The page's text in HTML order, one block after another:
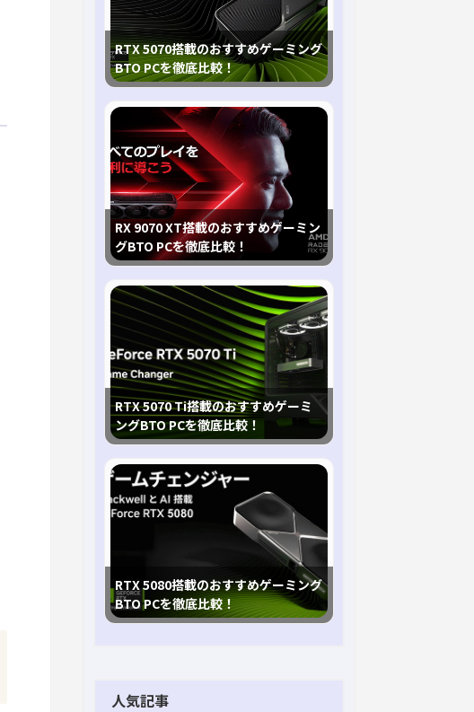
RTX 5070搭載のおすすめゲーミング
BTO PCを徹底比較！
RX 9070 XT搭載のおすすめゲーミン
グBTO PCを徹底比較！
RTX 5070 Ti搭載のおすすめゲーミ
ングBTO PCを徹底比較！
RTX 5080搭載のおすすめゲーミング
BTO PCを徹底比較！
人気記事